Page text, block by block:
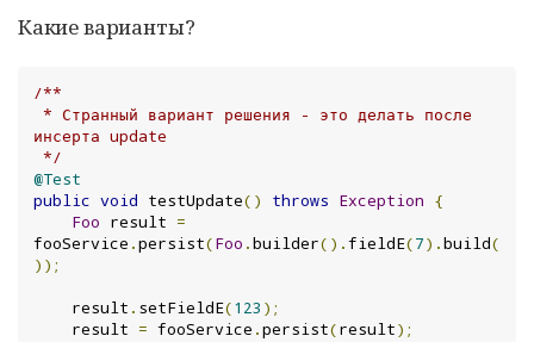
Какие варианты?
/**
инсерта update
*/
@Test
public void testUpdate() throws Exception {
Foo result =
fooService .persist(Foo .builder().fieldE(7).build(
));
    result
. setFieldE(123 );
    result
= fooService .persist(result);